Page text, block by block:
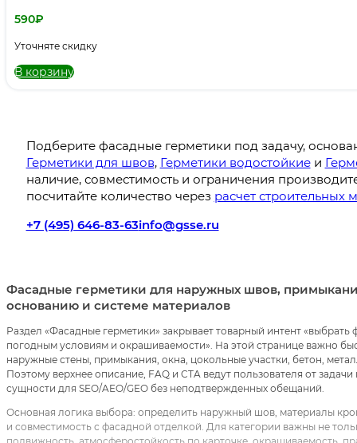
590₽
Уточняте скидку
В корзину
Подберите фасадные герметики под задачу,
Герметики для швов, Герметики водостойкиеи
наличие, совместимость и ограничения
посчитайте количество через расчет строительных
+7 (495) 646-83-63info@gsse.ru
Фасадные герметики для наружных швов,
основанию и системе материалов
Раздел «Фасадные герметики» закрывает товарный интент
погодным условиям и окрашиваемости». На этой странице важно
наружные стены, примыкания, окна, цокольные участки, бетон,
Поэтому верхнее описание, FAQ и CTA ведут пользователя от
сущности для SEO/AEO/GEO без неподтвержденных обещаний.
Основная логика выбора: определить наружный шов, материалы
и совместимость с фасадной отделкой. Для категории важны не